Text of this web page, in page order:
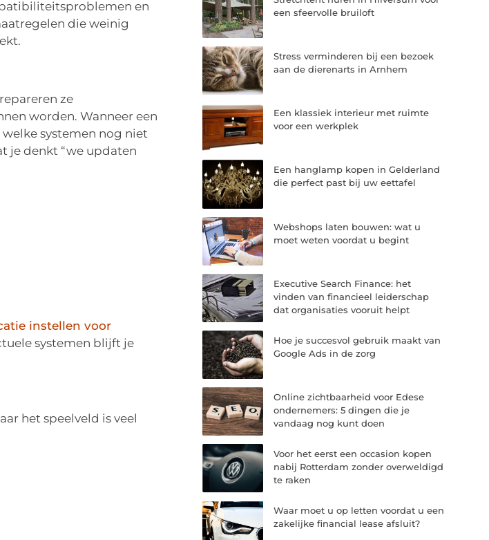
en
die weinig
ze
worden. Wanneer een
systemen nog niet
je denkt “we updaten
instellen voor
systemen blijft je
het speelveld is veel
een sfeervolle bruiloft
Stress verminderen bij een bezoek
aan de dierenarts in Arnhem
Een klassiek interieur met ruimte
voor een werkplek
Een hanglamp kopen in Gelderland
die perfect past bij uw eettafel
Webshops laten bouwen: wat u
moet weten voordat u begint
Executive Search Finance: het
vinden van financieel leiderschap
dat organisaties vooruit helpt
Hoe je succesvol gebruik maakt van
Google Ads in de zorg
Online zichtbaarheid voor Edese
ondernemers: 5 dingen die je
vandaag nog kunt doen
Voor het eerst een occasion kopen
nabij Rotterdam zonder overweldigd
te raken
Waar moet u op letten voordat u een
zakelijke financial lease afsluit?